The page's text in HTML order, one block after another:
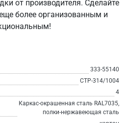
от производителя. Сделайте
более организованным и
333-55140
СТР-314/1004
4
Каркас-окрашенная сталь RAL7035,
полки-нержавеющая сталь